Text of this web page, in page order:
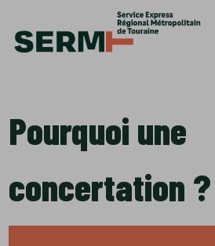
Accèder directement au contenu
Pourquoi une
concertation ?